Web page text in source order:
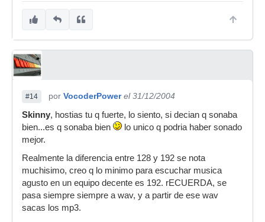
#14 por VocoderPower el 31/12/2004
Skinny, hostias tu q fuerte, lo siento, si decian q sonaba
bien...es q sonaba bien
lo unico q podria haber sonado
mejor.
Realmente la diferencia entre 128 y 192 se nota
muchisimo, creo q lo minimo para escuchar musica
agusto en un equipo decente es 192. rECUERDA, se
pasa siempre siempre a wav, y a partir de ese wav
sacas los mp3.